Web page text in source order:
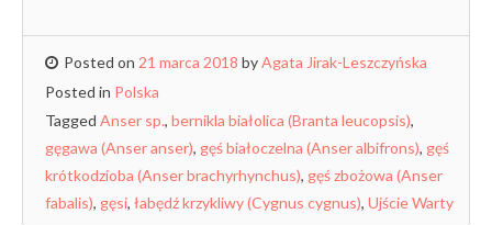
Posted on 21 marca 2018 byAgata Jirak-Leszczyńska
Posted in Polska
Tagged Anser sp., bernikla białolica (Branta leucopsis),
gęgawa (Anser anser), gęś białoczelna (Anser albifrons), gęś
krótkodzioba (Anser brachyrhynchus), gęś zbożowa (Anser
fabalis), gęsi, łabędź krzykliwy (Cygnus cygnus), Ujście Warty